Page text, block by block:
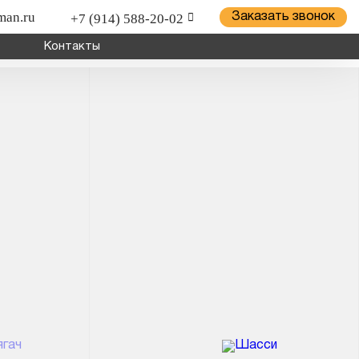
+7 (914) 588-20-02 Заказать звонок
Контакты